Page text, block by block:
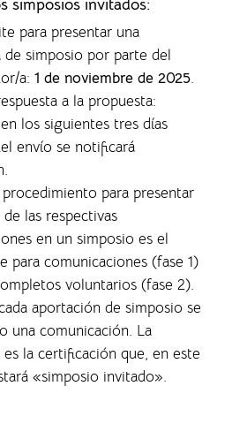
simposios invitados:
para presentar una
de simposio por parte del
a: 1 de noviembre de 2025.
a la propuesta:
los siguientes tres días
envío se notificará
para presentar
las respectivas
en un simposio es el
para comunicaciones (fase 1)
voluntarios (fase 2).
aportación de simposio se
una comunicación. La
la certificación que, en este
«simposio invitado».